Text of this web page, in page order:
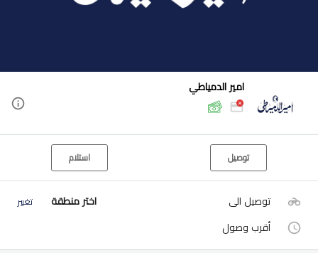
امير الدمياطي
توصيل استلام
توصيل الى اختر منطقة تغيير
أقرب وصول